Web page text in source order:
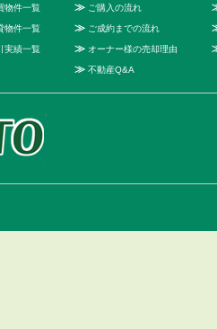
物件一覧
物件一覧
実績一覧
≫ ご購入の流れ
≫ ご成約までの流れ
≫ オーナー様の売却理由
≫ 不動産Q&A